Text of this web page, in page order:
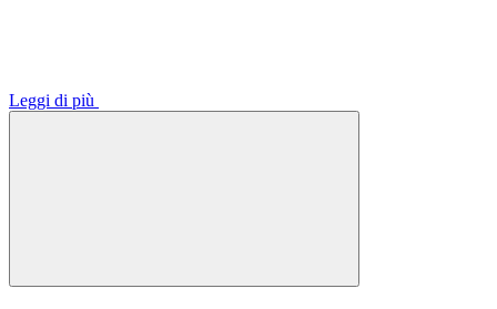
Leggi di più